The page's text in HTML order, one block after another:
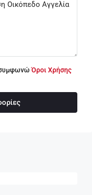
συμφωνώΌροι Χρήσης